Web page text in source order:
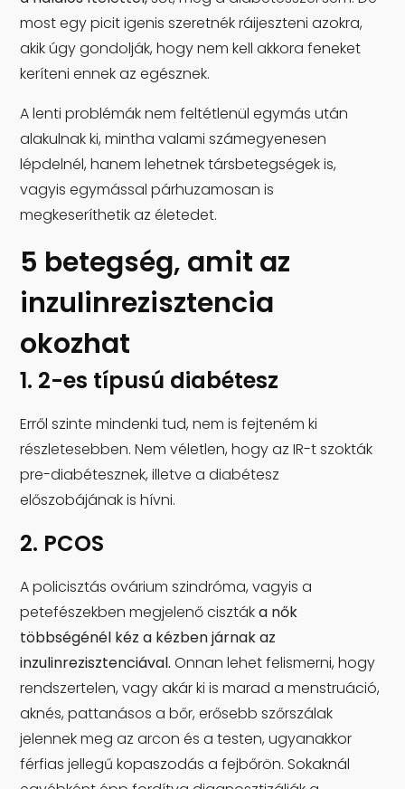
most egy picit igenis szeretnék ráijeszteni azokra,
akik úgy gondolják, hogy nem kell akkora feneket
keríteni ennek az egésznek.
A lenti problémák nem feltétlenül egymás után
alakulnak ki, mintha valami számegyenesen
lépdelnél, hanem lehetnek társbetegségek is,
vagyis egymással párhuzamosan is
megkeseríthetik az életedet.
5 betegség, amit az
inzulinrezisztencia
okozhat
1. 2-es típusú diabétesz
Erről szinte mindenki tud, nem is fejteném ki
részletesebben. Nem véletlen, hogy az IR-t szokták
pre-diabétesznek, illetve a diabétesz
előszobájának is hívni.
2. PCOS
A policisztás ovárium szindróma, vagyis a
petefészekben megjelenő cisztáka nők
többségénél kéz a kézben járnak az
inzulinrezisztenciával. Onnan lehet felismerni, hogy
rendszertelen, vagy akár ki is marad a menstruáció,
aknés, pattanásos a bőr, erősebb szőrszálak
jelennek meg az arcon és a testen, ugyanakkor
férfias jellegű kopaszodás a fejbőrön. Sokaknál